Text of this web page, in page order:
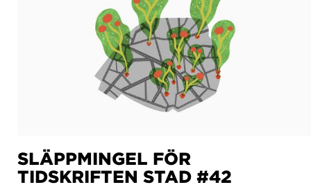
SLÄPPMINGEL FÖR
TIDSKRIFTEN STAD #42